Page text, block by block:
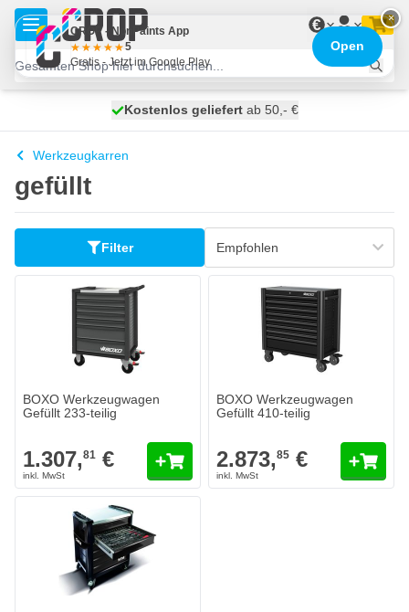
Zum Inhalt springen
€
heute versendet
Kostenlos geliefertab 50,- €
100 Tage
Werkzeugkarren
gefüllt
Filter
BOXO Werkzeugwagen
Gefüllt 233-teilig
1.307,81 €
BOXO Werkzeugwagen
Gefüllt 410-teilig
2.873,85 €
×
CROP - NonPaints App
5
Gratis - Jetzt im Google Play
Open